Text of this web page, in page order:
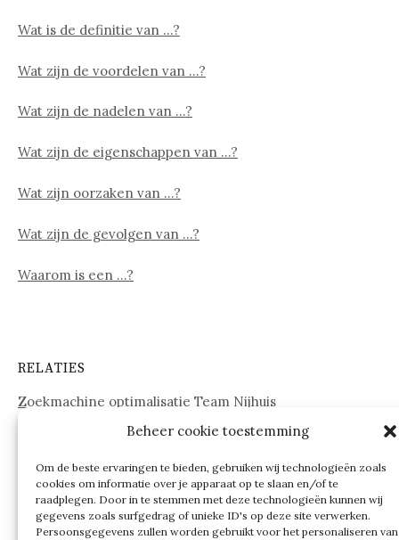
Beheer cookie toestemming
Om de beste ervaringen te bieden, gebruiken wij technologieën zoals
cookies om informatie over je apparaat op te slaan en/of te
raadplegen. Door in te stemmen met deze technologieën kunnen wij
gegevens zoals surfgedrag of unieke ID's op deze site verwerken.
Persoonsgegevens zullen worden gebruikt voor het personaliseren van
Wat is de definitie van …?
Wat zijn de voordelen van …?
Wat zijn de nadelen van …?
Wat zijn de eigenschappen van …?
Wat zijn oorzaken van …?
Wat zijn de gevolgen van …?
Waarom is een …?
RELATIES
Zoekmachine optimalisatie Team Nijhuis